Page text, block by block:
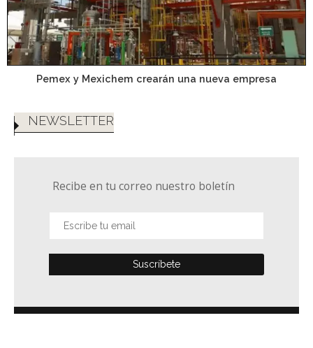
Pemex y Mexichem crearán una nueva empresa
NEWSLETTER
Recibe en tu correo nuestro boletín